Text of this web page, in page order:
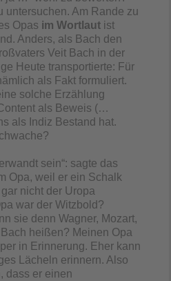
untersuchen. Am Rande zu
Opas im Wortlaut ist
Anders, als Bach den
Veit Bach in der
Heute transportierte: Für
als Fakt formuliert.
solche Erzählung
als Beweis (…
als Indiz Bestand hat.
sein“: sagte das
Opa, weil er ein Schalk
nicht der Uropa
war der Witzbold?
sie denn Wagner, Mozart,
heißen? Meinen Opa
in Erinnerung. Eher kann
Lächeln erinnern. Also
dass er einen